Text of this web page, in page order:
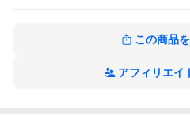
この商品
アフィリエイ